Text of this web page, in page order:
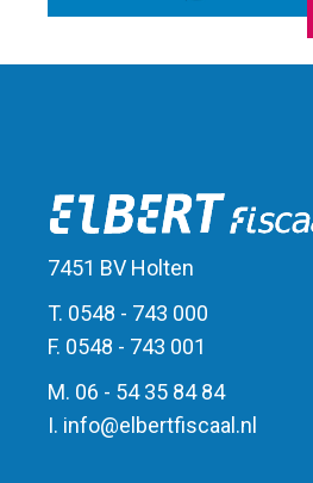
7451 BV Holten
T. 0548 - 743 000
F. 0548 - 743 001
M. 06 - 54 35 84 84
I. info@elbertfiscaal.nl